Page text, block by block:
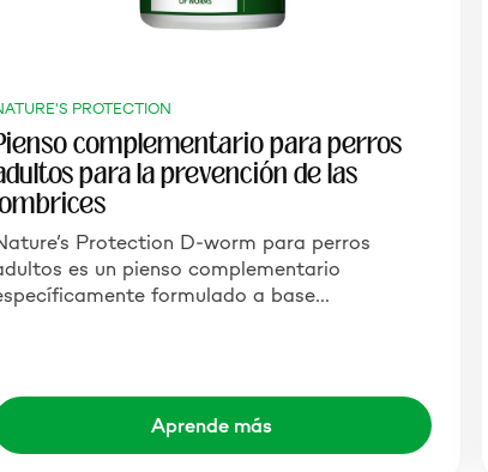
PROTECTION
complementario para perros
para la prevención de las
Protection D-worm para perros
es un pienso complementario
formulado a base…
Aprende más